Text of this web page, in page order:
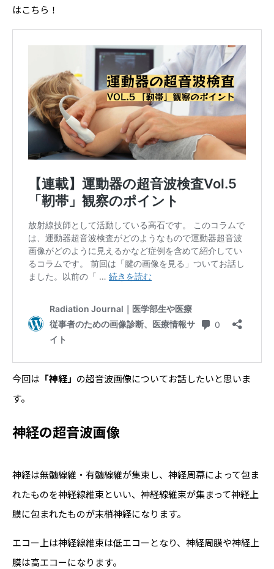
はこちら！
今回は 「神経」 の超音波画像についてお話したいと思いま
す。
神経の超音波画像
神経は無髄線維・有髄線維が集束し、神経周幕によって包ま
れたものを神経線維束といい、神経線維束が集まって神経上
膜に包まれたものが末梢神経になります。
エコー上は神経線維束は低エコーとなり、神経周膜や神経上
膜は高エコーになります。